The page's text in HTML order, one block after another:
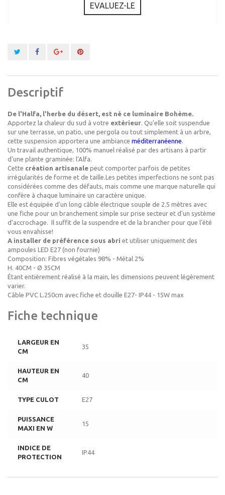
EVALUEZ-LE
Descriptif
De l'Halfa, l'herbe du désert, est né ce luminaire Bohème.
Apportez la chaleur du sud à votre extérieur . Qu'elle soit suspendue
sur une terrasse, un patio, une pergola ou tout simplement à un arbre,
cette suspension apportera une ambiance méditerranéenne
Un travail authentique, 100% manuel réalisé par des artisans à partir
d'une plante graminée: l'Alfa.
Cette création artisanale peut comporter parfois de petites
irrégularités de forme et de taille.Les petites imperfections ne sont pas
considérées comme des défauts, mais comme une marque naturelle qui
confère à chaque luminaire un caractère unique
Elle est équipée d'un long câble électrique souple de 2.5 mètres avec
une fiche pour un branchement simple sur prise secteur et d'un système
d’accrochage. Il suffit de la suspendre et de la brancher pour que l'été
vous envahisse!
A installer de préférence sous abri et utiliser uniquement des
ampoules LED E27 (non fournie)
Composition: Fibres végétales 98% - Métal 2%
H. 40CM - Ø 35CM
Étant entièrement réalisé à la main, les dimensions peuvent légèrement
varier.
Câble PVC L.250cm avec fiche et douille E27- IP44 - 15W max
Fiche technique
LARGEUR EN
CM
35
HAUTEUR EN
CM
40
TYPE CULOT E27
PUISSANCE
MAXI EN W
15
INDICE DE
PROTECTION
IP44